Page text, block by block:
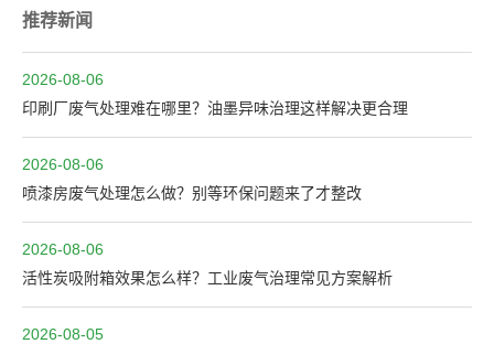
推荐新闻
2026-08-06
印刷厂废气处理难在哪里？油墨异味治理这样解决更合理
2026-08-06
喷漆房废气处理怎么做？别等环保问题来了才整改
2026-08-06
活性炭吸附箱效果怎么样？工业废气治理常见方案解析
2026-08-05